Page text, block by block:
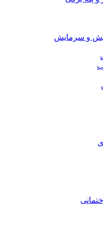
و سرمایش